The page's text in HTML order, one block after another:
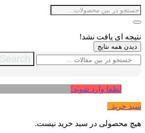
نتیجه ای یافت نشد!
دیدن همه نتایج
Search
لطفا وارد شوید!
سبد خرید
هیچ محصولی در سبد خرید نیست.